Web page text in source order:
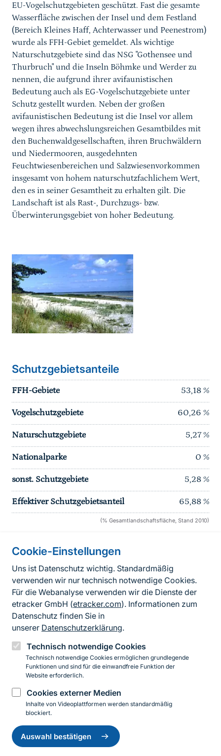
Cookie-Einstellungen
Uns ist Datenschutz wichtig. Standardmäßig
verwenden wir nur technisch notwendige Cookies.
Für die Webanalyse verwenden wir die Dienste der
etracker GmbH (etracker.com). Informationen zum
Datenschutz finden Sie in
unserer Datenschutzerklärung.
Technisch notwendige Cookies
Technisch notwendige Cookies ermöglichen grundlegende
Funktionen und sind für die einwandfreie Funktion der
Website erforderlich.
Cookies externer Medien
Inhalte von Videoplattformen werden standardmäßig
blockiert.
Auswahl bestätigen
Einwilligung
zurückziehen
EU-Vogelschutzgebieten geschützt. Fast die gesamte
Wasserfläche zwischen der Insel und dem Festland
(Bereich Kleines Haff, Achterwasser und Peenestrom)
wurde als FFH-Gebiet gemeldet. Als wichtige
Naturschutzgebiete sind das NSG "Gothensee und
Thurbruch" und die Inseln Böhmke und Werder zu
nennen, die aufgrund ihrer avifaunistischen
Bedeutung auch als EG-Vogelschutzgebiete unter
Schutz gestellt wurden. Neben der großen
avifaunistischen Bedeutung ist die Insel vor allem
wegen ihres abwechslungsreichen Gesamtbildes mit
den Buchenwaldgesellschaften, ihren Bruchwäldern
und Niedermooren, ausgedehnten
Feuchtwiesenbereichen und Salzwiesenvorkommen
insgesamt von hohem naturschutzfachlichem Wert,
den es in seiner Gesamtheit zu erhalten gilt. Die
Landschaft ist als Rast-, Durchzugs- bzw.
Überwinterungsgebiet von hoher Bedeutung.
Schutzgebietsanteile
FFH-Gebiete 53,18 %
Vogelschutzgebiete 60,26 %
Naturschutzgebiete 5,27 %
Nationalparke 0 %
sonst. Schutzgebiete 5,28 %
Effektiver Schutzgebietsanteil 65,88 %
(% Gesamtlandschaftsfläche, Stand 2010)
Informationen zur Seite
FußzeileKontakt zum BfN
Kontaktformular
Erklärung zur Barrierefreiheit
Impressum
Datenschutz
InstagramFacebookYouTubeLinkedIn
© 2026 Bundesamt für Naturschutz